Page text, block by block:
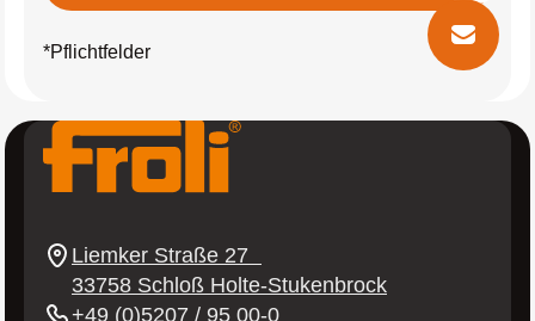
*Pflichtfelder Kontakt
Liemker Straße 27
33758 Schloß Holte-Stukenbrock
+49 (0)5207 / 95 00-0